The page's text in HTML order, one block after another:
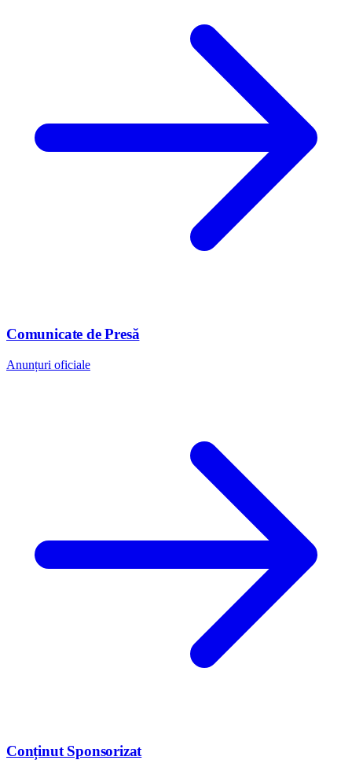
Comunicate de Presă
Anunțuri oficiale
Conținut Sponsorizat